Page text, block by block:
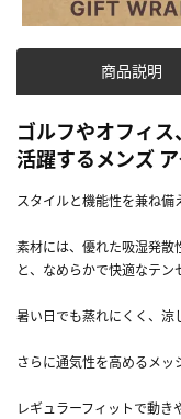
商品説明
ゴルフやオフィ
活躍するメンズ
スタイルと機能性を兼ね備
素材には、優れた吸湿発散
と、なめらかで快適なテン
暑い日でも蒸れにくく、涼
さらに通気性を高めるメッ
レギュラーフィットで動